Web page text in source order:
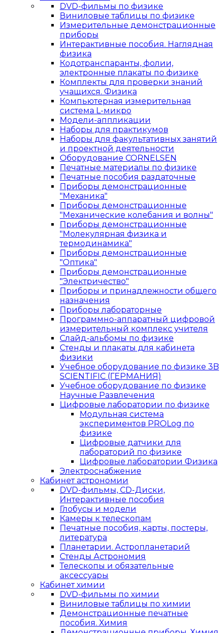
DVD-фильмы по физике
Виниловые таблицы по физике
Измерительные демонстрационные
приборы
Интерактивные пособия. Наглядная
физика
Кодотранспаранты, фолии,
электронные плакаты по физике
Комплекты для проверки знаний
учащихся. Физика
Компьютерная измерительная
система L-микро
Модели-аппликации
Наборы для практикумов
Наборы для факультативных занятий
и проектной деятельности
Оборудование CORNELSEN
Печатные материалы по физике
Печатные пособия раздаточные
Приборы демонстрационные
"Механика"
Приборы демонстрационные
"Механические колебания и волны"
Приборы демонстрационные
"Молекулярная физика и
термодинамика"
Приборы демонстрационные
"Оптика"
Приборы демонстрационные
"Электричество"
Приборы и принадлежности общего
назначения
Приборы лабораторные
Программно-аппаратный цифровой
измерительный комплекс учителя
Слайд-альбомы по физике
Стенды и плакаты для кабинета
физики
Учебное оборудование по физике 3B
SCIENTIFIC (ГЕРМАНИЯ)
Учебное оборудование по физике
Научные Развлечения
Цифровые лаборатории по физике
Модульная система
экспериментов PROLog по
физике
Цифровые датчики для
лабораторий по физике
Цифровые лаборатории Физика
Электроснабжение
Кабинет астрономии
DVD-фильмы, CD-Диски,
Интерактивные пособия
Глобусы и модели
Камеры к телескопам
Печатные пособия, карты, постеры,
литература
Планетарии. Астропланетарий
Стенды Астрономия
Телескопы и обязательные
аксессуары
Кабинет химии
DVD-фильмы по химии
Виниловые таблицы по химии
Демонстрационные печатные
пособия. Химия